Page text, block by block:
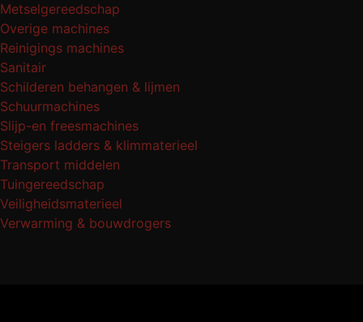
Metselgereedschap
Overige machines
Reinigings machines
Sanitair
Schilderen behangen & lijmen
Schuurmachines
Slijp-en freesmachines
Steigers ladders & klimmaterieel
Transport middelen
Tuingereedschap
Veiligheidsmaterieel
Verwarming & bouwdrogers